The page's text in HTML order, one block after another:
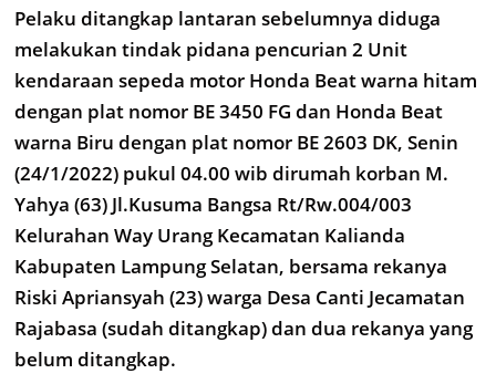
Pelaku ditangkap lantaran sebelumnya diduga
melakukan tindak pidana pencurian 2 Unit
kendaraan sepeda motor Honda Beat warna hitam
dengan plat nomor BE 3450 FG dan Honda Beat
warna Biru dengan plat nomor BE 2603 DK, Senin
(24/1/2022) pukul 04.00 wib dirumah korban M.
Yahya (63) Jl.Kusuma Bangsa Rt/Rw.004/003
Kelurahan Way Urang Kecamatan Kalianda
Kabupaten Lampung Selatan, bersama rekanya
Riski Apriansyah (23) warga Desa Canti Jecamatan
Rajabasa (sudah ditangkap) dan dua rekanya yang
belum ditangkap.